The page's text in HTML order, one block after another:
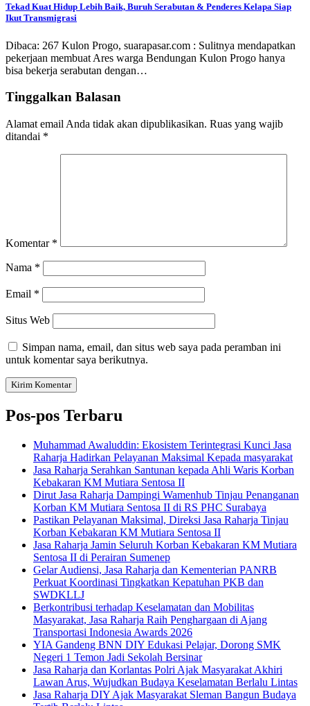
Tekad Kuat Hidup Lebih Baik, Buruh Serabutan & Penderes Kelapa Siap
Ikut Transmigrasi
Dibaca: 267 Kulon Progo, suarapasar.com : Sulitnya mendapatkan
pekerjaan membuat Ares warga Bendungan Kulon Progo hanya
bisa bekerja serabutan dengan…
Tinggalkan Balasan
Alamat email Anda tidak akan dipublikasikan. Ruas yang wajib
ditandai *
Komentar *
Nama *
Email *
Situs Web
Simpan nama, email, dan situs web saya pada peramban ini
untuk komentar saya berikutnya.
Pos-pos Terbaru
Muhammad Awaluddin: Ekosistem Terintegrasi Kunci Jasa
Raharja Hadirkan Pelayanan Maksimal Kepada masyarakat
Jasa Raharja Serahkan Santunan kepada Ahli Waris Korban
Kebakaran KM Mutiara Sentosa II
Dirut Jasa Raharja Dampingi Wamenhub Tinjau Penanganan
Korban KM Mutiara Sentosa II di RS PHC Surabaya
Pastikan Pelayanan Maksimal, Direksi Jasa Raharja Tinjau
Korban Kebakaran KM Mutiara Sentosa II
Jasa Raharja Jamin Seluruh Korban Kebakaran KM Mutiara
Sentosa II di Perairan Sumenep
Gelar Audiensi, Jasa Raharja dan Kementerian PANRB
Perkuat Koordinasi Tingkatkan Kepatuhan PKB dan
SWDKLLJ
Berkontribusi terhadap Keselamatan dan Mobilitas
Masyarakat, Jasa Raharja Raih Penghargaan di Ajang
Transportasi Indonesia Awards 2026
YIA Gandeng BNN DIY Edukasi Pelajar, Dorong SMK
Negeri 1 Temon Jadi Sekolah Bersinar
Jasa Raharja dan Korlantas Polri Ajak Masyarakat Akhiri
Lawan Arus, Wujudkan Budaya Keselamatan Berlalu Lintas
Jasa Raharja DIY Ajak Masyarakat Sleman Bangun Budaya